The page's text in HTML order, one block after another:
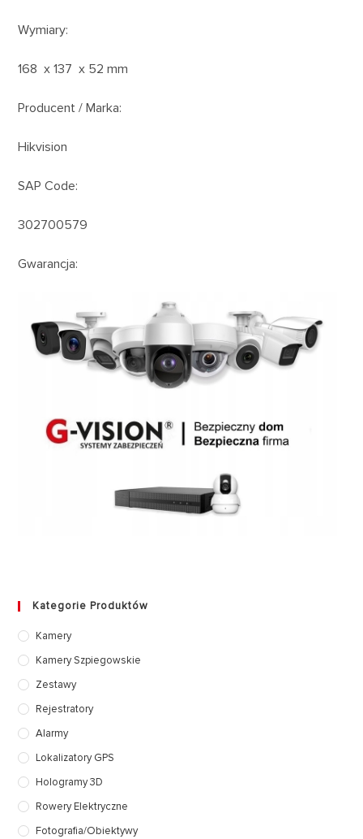
Wymiary:
168 x 137 x 52 mm
Producent / Marka:
Hikvision
SAP Code:
302700579
Gwarancja:
Kategorie Produktów
Kamery
Kamery Szpiegowskie
Zestawy
Rejestratory
Alarmy
Lokalizatory GPS
Hologramy 3D
Rowery Elektryczne
Fotografia/Obiektywy